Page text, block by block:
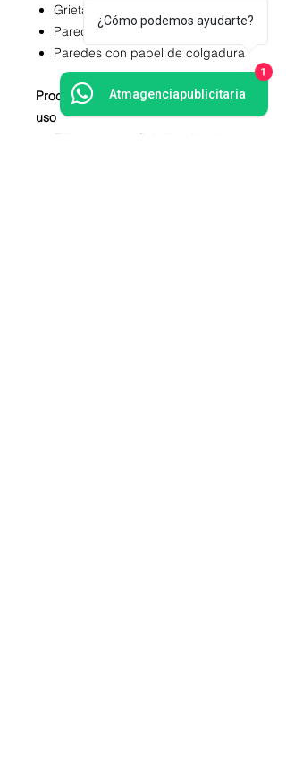
Grietas - Paredes sin estucar
Paredes corrugadas
Paredes con papel de colgadura
Proceso de Instalación y modo de
uso
Elija una superficie lisa, limpia y
¿Cómo podemos ayudarte?
Atmagenciapublicitaria
1